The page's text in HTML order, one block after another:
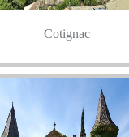
Cotignac